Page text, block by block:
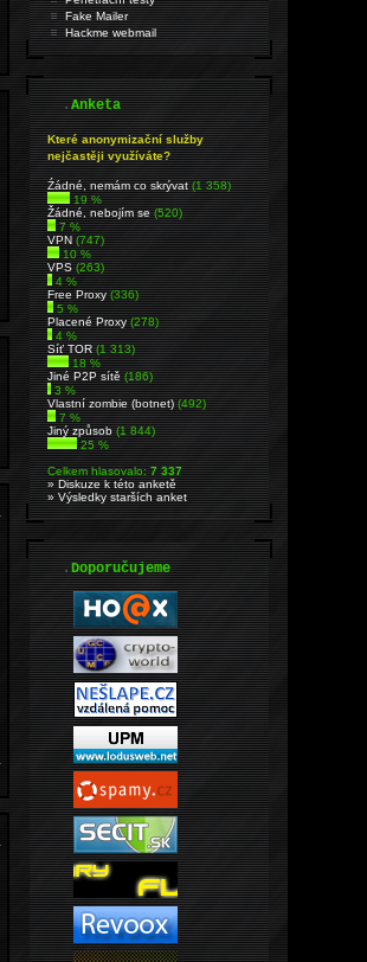
Fake Mailer
Hackme webmail
.Anketa
Které anonymizační služby
nejčastěji využíváte?
Źádné, nemám co skrývat(1 358)
19 %
Žádné, nebojím se(520)
7 %
VPN(747)
10 %
VPS(263)
4 %
Free Proxy(336)
5 %
Placené Proxy(278)
4 %
Síť TOR(1 313)
18 %
Jiné P2P sítě(186)
3 %
Vlastní zombie (botnet)(492)
7 %
Jiný způsob(1 844)
25 %
Celkem hlasovalo:7 337
» Diskuze k této anketě
» Výsledky starších anket
.Doporučujeme